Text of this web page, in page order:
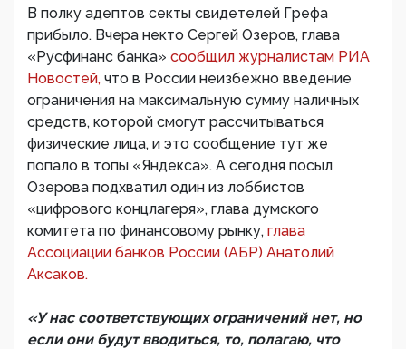
В полку адептов секты свидетелей Грефа
прибыло. Вчера некто Сергей Озеров, глава
«Русфинанс банка» сообщил журналистам РИА
Новостей, что в России неизбежно введение
ограничения на максимальную сумму наличных
средств, которой смогут рассчитываться
физические лица, и это сообщение тут же
попало в топы «Яндекса». А сегодня посыл
Озерова подхватил один из лоббистов
«цифрового концлагеря», глава думского
комитета по финансовому рынку, глава
Ассоциации банков России (АБР) Анатолий
Аксаков.
«У нас соответствующих ограничений нет, но
если они будут вводиться, то, полагаю, что